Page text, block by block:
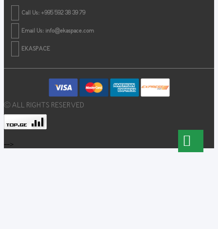
Call Us: +995 592 38 39 79
Email Us: info@ekaspace.com
EKASPACE
© ALL RIGHTS RESERVED
-->